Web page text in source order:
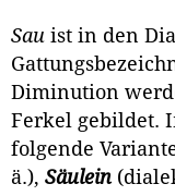
Sau ist in den
Diminution
Ferkel gebildet.
folgende
ä.), Säulein